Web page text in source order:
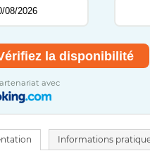
avec
Informations